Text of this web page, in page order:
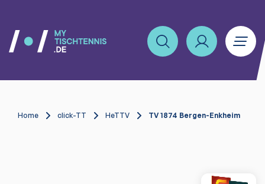
Home click-TT HeTTV TV 1874 Bergen-Enkheim